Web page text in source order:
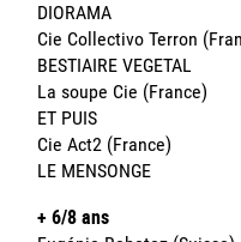
DIORAMA
Cie Collectivo Terron
BESTIAIRE VEGETAL
La soupe Cie (France)
ET PUIS
Cie Act2 (France)
LE MENSONGE
+ 6/8 ans